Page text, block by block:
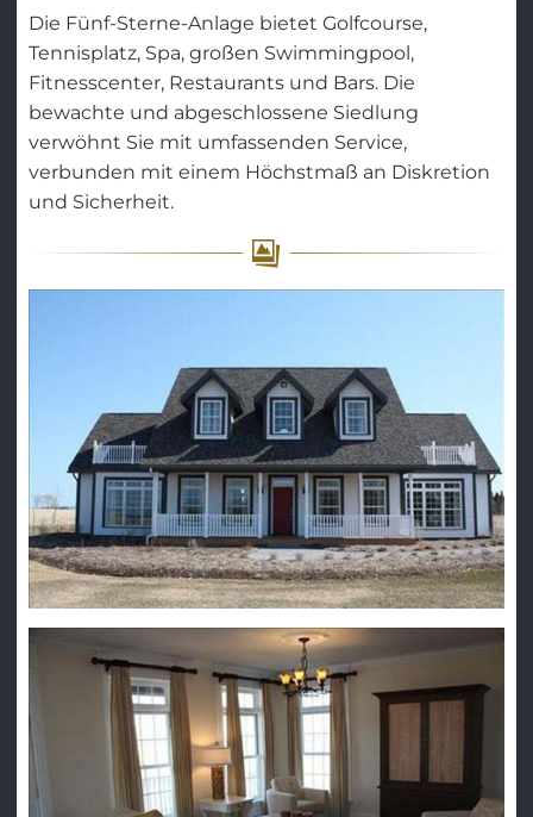
Die Fünf-Sterne-Anlage bietet Golfcourse,
Tennisplatz, Spa, großen Swimmingpool,
Fitnesscenter, Restaurants und Bars. Die
bewachte und abgeschlossene Siedlung
verwöhnt Sie mit umfassenden Service,
verbunden mit einem Höchstmaß an Diskretion
und Sicherheit.